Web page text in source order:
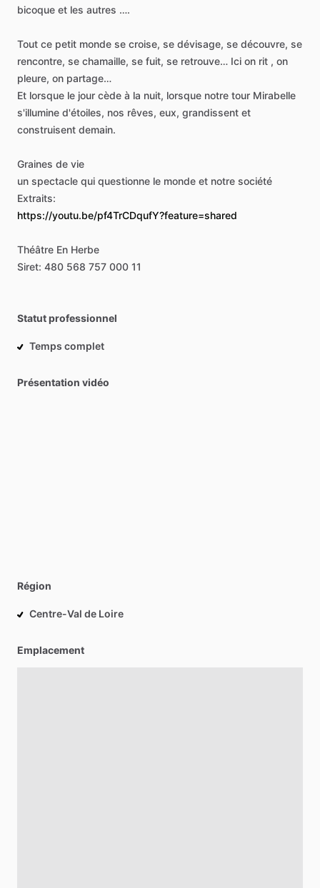
bicoque et les autres ….
Tout ce petit monde se croise, se dévisage, se découvre, se
rencontre, se chamaille, se fuit, se retrouve… Ici on rit , on
pleure, on partage…
Et lorsque le jour cède à la nuit, lorsque notre tour Mirabelle
s'illumine d'étoiles, nos rêves, eux, grandissent et
construisent demain.
Graines de vie
un spectacle qui questionne le monde et notre société
Extraits:
https://youtu.be/pf4TrCDqufY?feature=shared
Théâtre En Herbe
Siret: 480 568 757 000 11
Statut professionnel
Temps complet
Présentation vidéo
Région
Centre-Val de Loire
Emplacement